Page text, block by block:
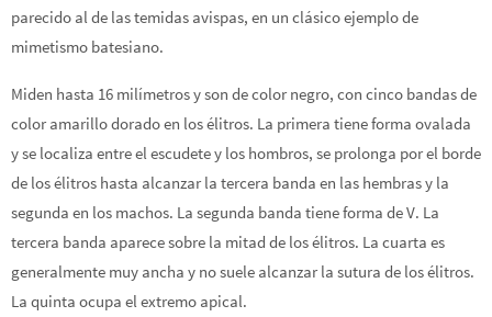
parecido al de las temidas avispas, en un clásico ejemplo de
mimetismo batesiano.
Miden hasta 16 milímetros y son de color negro, con cinco bandas de
color amarillo dorado en los élitros. La primera tiene forma ovalada
y se localiza entre el escudete y los hombros, se prolonga por el borde
de los élitros hasta alcanzar la tercera banda en las hembras y la
segunda en los machos. La segunda banda tiene forma de V. La
tercera banda aparece sobre la mitad de los élitros. La cuarta es
generalmente muy ancha y no suele alcanzar la sutura de los élitros.
La quinta ocupa el extremo apical.